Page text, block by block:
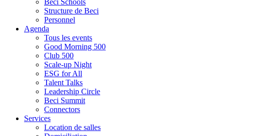
Structure de Beci
Personnel
Agenda
Tous les events
Good Morning 500
Club 500
Scale-up Night
ESG for All
Talent Talks
Leadership Circle
Beci Summit
Connectors
Services
Location de salles